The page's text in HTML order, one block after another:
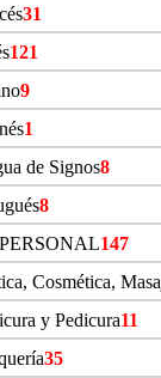
31
121
9
1
de Signos8
8
147
Cosmética,
y Pedicura11
35